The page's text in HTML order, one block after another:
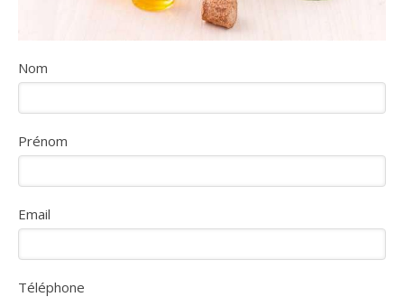
Nom
Prénom
Email
Téléphone